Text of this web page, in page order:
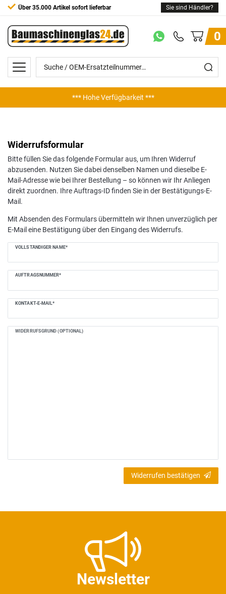
Über 35.000 Artikel sofort lieferbar Sie sind Händler?
0
*** Hohe Verfügbarkeit ***
Widerrufs­formular
Bitte füllen Sie das folgende Formular aus, um Ihren Widerruf
abzusenden. Nutzen Sie dabei denselben Namen und dieselbe E-
Mail-Adresse wie bei Ihrer Bestellung – so können wir Ihr Anliegen
direkt zuordnen. Ihre Auftrags-ID finden Sie in der Bestätigungs-E-
Mail.
Mit Absenden des Formulars übermitteln wir Ihnen unverzüglich per
E-Mail eine Bestätigung über den Eingang des Widerrufs.
VOLLSTÄNDIGER NAME*
AUFTRAGSNUMMER*
KONTAKT-E-MAIL*
WIDERRUFSGRUND (OPTIONAL)
Ceres::Template.mailFormHoneypotLabel
Widerrufen bestätigen
Newsletter